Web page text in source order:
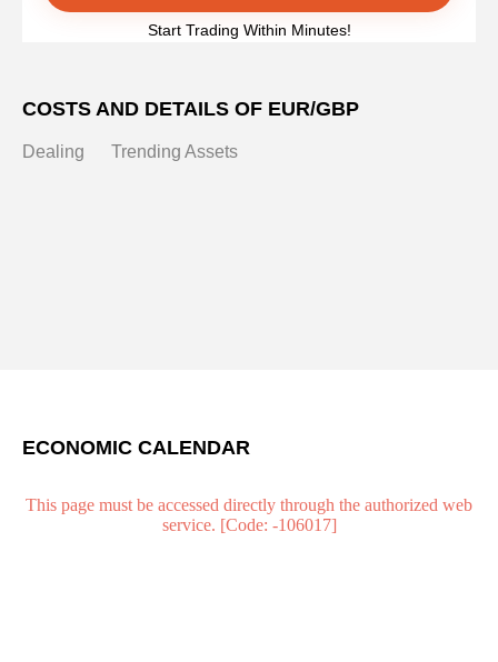
Start Trading Within Minutes!
COSTS AND DETAILS OF EUR/GBP
Dealing Trending Assets
ECONOMIC CALENDAR